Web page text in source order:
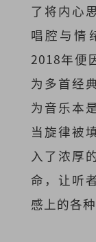
了将内心
唱腔与情
2018年便
为多首经
为音乐本
当旋律被
入了浓厚
命，让听
感上的各种